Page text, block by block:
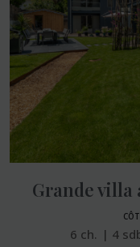
Grande villa
6 ch. 4